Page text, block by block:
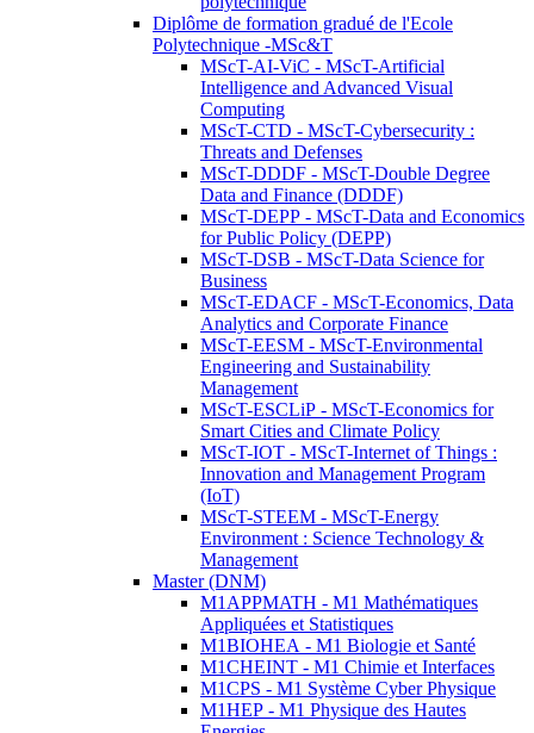
Diplôme de formation gradué de l'Ecole
Polytechnique -MSc&T
MScT-AI-ViC - MScT-Artificial
Intelligence and Advanced Visual
Computing
MScT-CTD - MScT-Cybersecurity :
Threats and Defenses
MScT-DDDF - MScT-Double Degree
Data and Finance (DDDF)
MScT-DEPP - MScT-Data and Economics
for Public Policy (DEPP)
MScT-DSB - MScT-Data Science for
Business
MScT-EDACF - MScT-Economics, Data
Analytics and Corporate Finance
MScT-EESM - MScT-Environmental
Engineering and Sustainability
Management
MScT-ESCLiP - MScT-Economics for
Smart Cities and Climate Policy
MScT-IOT - MScT-Internet of Things :
Innovation and Management Program
(IoT)
MScT-STEEM - MScT-Energy
Environment : Science Technology &
Management
Master (DNM)
M1APPMATH - M1 Mathématiques
Appliquées et Statistiques
M1BIOHEA - M1 Biologie et Santé
M1CHEINT - M1 Chimie et Interfaces
M1CPS - M1 Système Cyber Physique
M1HEP - M1 Physique des Hautes